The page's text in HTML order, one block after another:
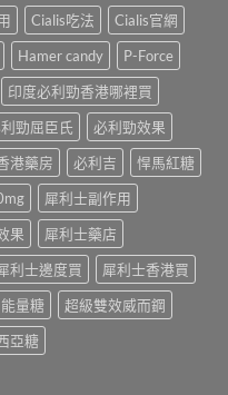
Cialis吃法
Cialis官網
Hamer candy
P-Force
印度必利勁香港哪裡買
勁屈臣氏
必利勁效果
港藥房 必利吉
悍馬紅糖
犀利士副作用
果
犀利士藥店
利士邊度買
犀利士香港買
能量糖
超級雙效威而鋼
亞糖